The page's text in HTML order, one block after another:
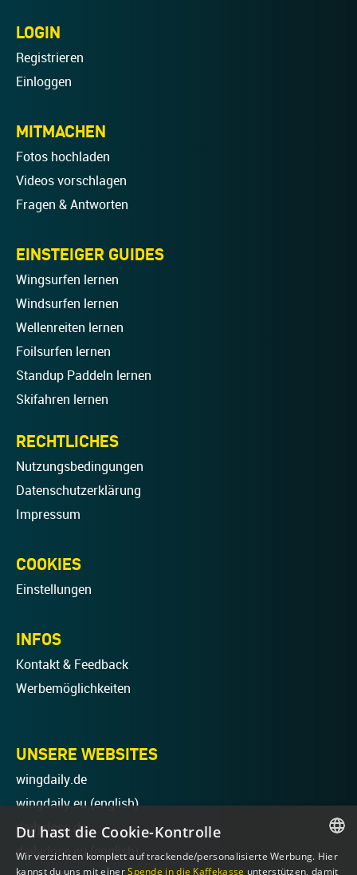
LOGIN
Registrieren
Einloggen
MITMACHEN
Fotos hochladen
Videos vorschlagen
Fragen & Antworten
EINSTEIGER GUIDES
Wingsurfen lernen
Windsurfen lernen
Wellenreiten lernen
Foilsurfen lernen
Standup Paddeln lernen
Skifahren lernen
RECHTLICHES
Nutzungsbedingungen
Datenschutzerklärung
Impressum
COOKIES
Einstellungen
INFOS
Kontakt & Feedback
Werbemöglichkeiten
UNSERE WEBSITES
wingdaily.de
wingdaily.eu(english)
dailydose.de
dailydose.eu (english)
GERMAN
Du hast die Cookie-Kontrolle
Wir verzichten komplett auf trackende/personalisierte Werbung. Hier
kannst du uns mit einerSpende in die Kaffekasse unterstützen, damit